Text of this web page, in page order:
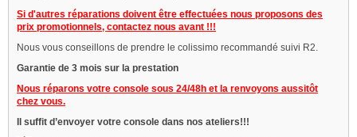
Si d'autres réparations doivent être effectuées nous proposons des
prix promotionnels, contactez nous avant !!!
Nous vous conseillons de prendre le colissimo recommandé suivi R2.
Garantie de 3 mois sur la prestation
Nous réparons votre console sous 24/48h et la renvoyons aussitôt
chez vous.
Il suffit d’envoyer votre console dans nos ateliers!!!